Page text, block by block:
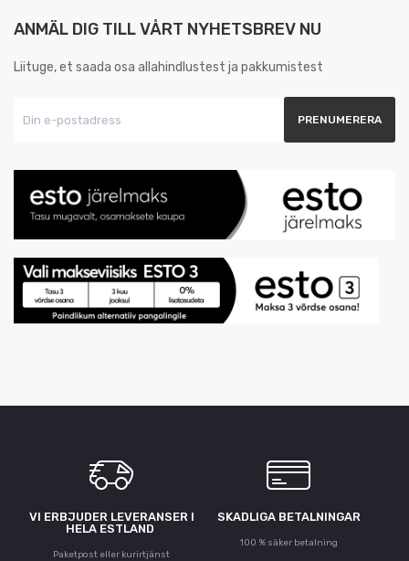
ANMÄL DIG TILL VÅRT NYHETSBREV NU
Liituge, et saada osa allahindlustest ja pakkumistest
VI ERBJUDER LEVERANSER I
HELA ESTLAND
Paketpost eller kurirtjänst
SKADLIGA BETALNINGAR
100 % säker betalning